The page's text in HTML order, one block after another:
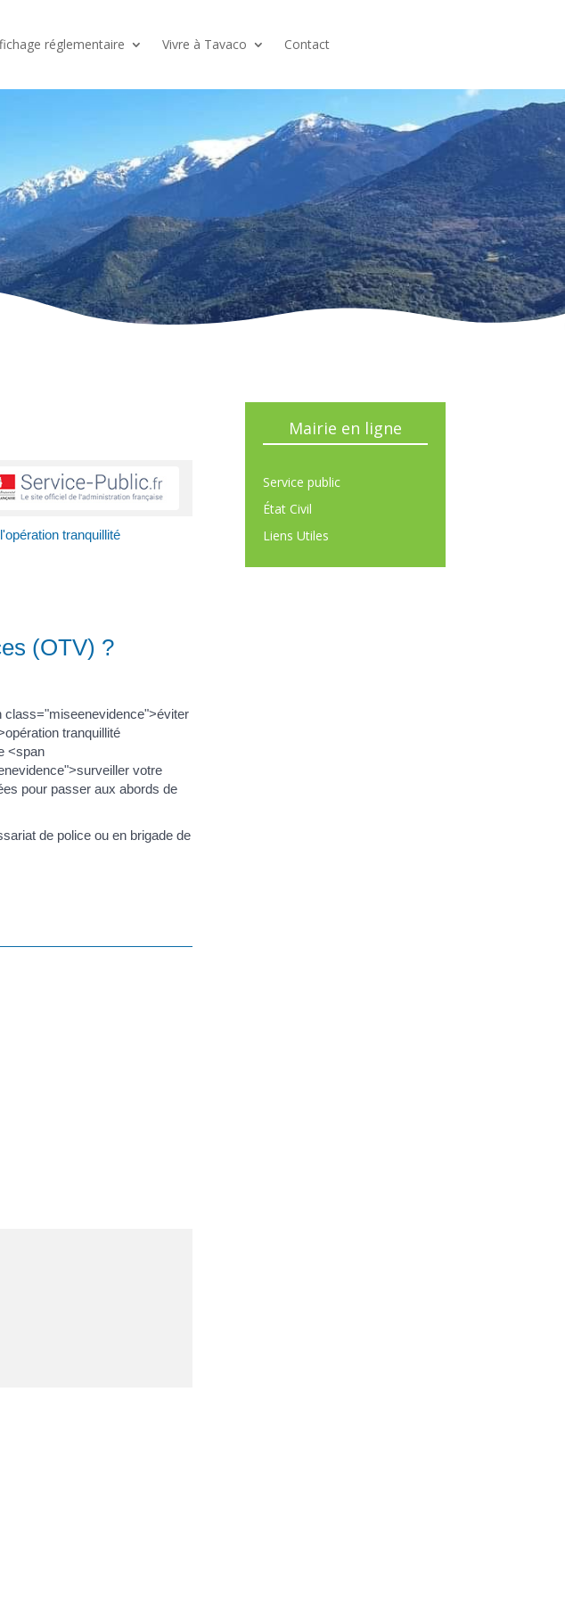
réglementaire Vivre à Tavaco Contact
tranquillité
(OTV) ?
tranquillité
<span
votre
pour passer aux abords de
de police ou en brigade de
Mairie en ligne
Service public
État Civil
Liens Utiles